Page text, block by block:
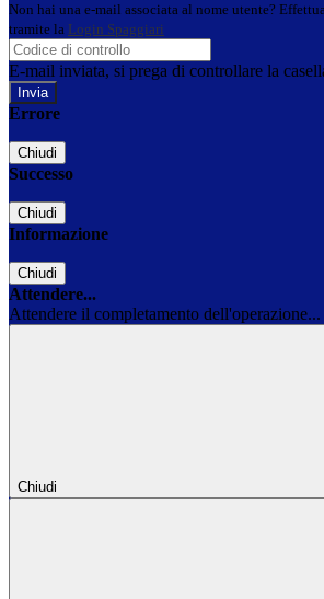
Non hai una e-mail associata al nome utente?
tramite la Login Spaggiari
E-mail inviata, si prega di controllare la
Errore
Chiudi
Successo
Chiudi
Informazione
Chiudi
Attendere...
Attendere il completamento dell'operazione...
Chiudi